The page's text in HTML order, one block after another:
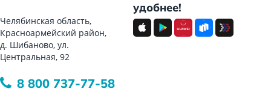
Челябинская область,
Красноармейский район,
д. Шибаново, ул.
Центральная, 92
8 800 737-77-58
удобнее!